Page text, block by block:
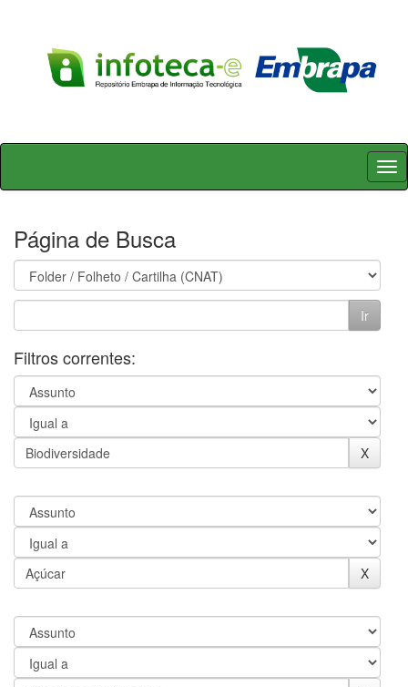
Skip
Página de Busca
Filtros correntes: